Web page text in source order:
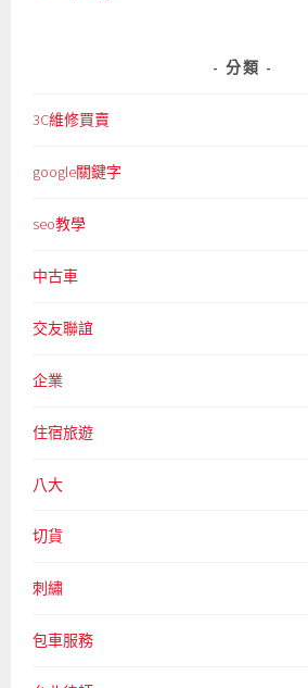
分類
3C維修買賣
google關鍵字
seo教學
中古車
交友聯誼
企業
住宿旅遊
八大
切貨
刺繡
包車服務